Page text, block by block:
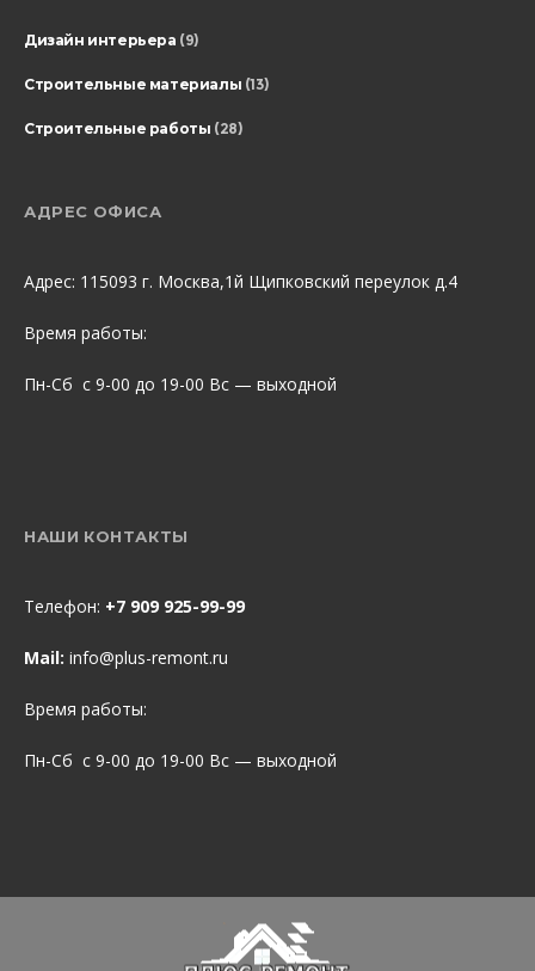
Дизайн интерьера (9)
Строительные материалы (13)
Строительные работы (28)
АДРЕС ОФИСА
Адрес: 115093 г. Москва,1й Щипковский переулок д.4
Время работы:
Пн-Сб с 9-00 до 19-00 Вс — выходной
НАШИ КОНТАКТЫ
Телефон: +7 909 925-99-99
Mail: info@plus-remont.ru
Время работы:
Пн-Сб с 9-00 до 19-00 Вс — выходной